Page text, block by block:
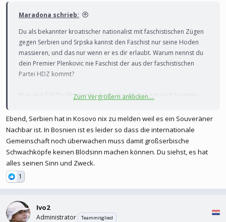
Maradona schrieb:
Du als bekannter kroatischer nationalist mit faschistischen Zügen
gegen Serbien und Srpska kannst den Faschist nur seine Hoden
massieren, und das nur wenn er es dir erlaubt. Warum nennst du
dein Premier Plenkovic nie Faschist der aus der faschistischen
Partei HDZ kommt?
Was den Fall Dodik angeht, du als Kroate bist natürlich bestens
Ihr könnt das alle schön reden wie ihr wollt, ihr habt Schnidt
bejubelt wie er Dodik wegrasiert hat, jetzt ist Dodik fester im Sattel
als zuvor und Schnidt hat nix mehr zu sagen , ist weg.
und das hat wenig damit zu tun ob man dodik mag oder nicht ,
dachte selbst vor ein jahr das er da nicht mehr rauskommt , ich
rede nur real und was die jetzige Lage betrifft.
Zum Vergrößern anklicken....
Ebend, Serbien hat in Kosovo nix zu melden weil es ein Souveräner
Nachbar ist. In Bosnien ist es leider so dass die internationale
Gemeinschaft noch überwachen muss damit großserbische
Schwachköpfe keinen Blödsinn machen können. Du siehst, es hat
alles seinen Sinn und Zweck.
1
Ivo2
Administrator Teammitglied